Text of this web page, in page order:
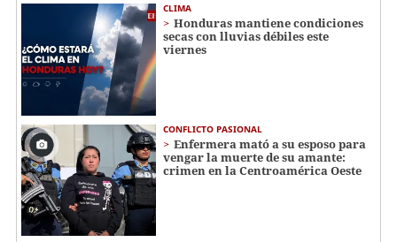
CLIMA
Honduras mantiene condiciones
secas con lluvias débiles este
viernes
CONFLICTO PASIONAL
Enfermera mató a su esposo para
vengar la muerte de su amante:
crimen en la Centroamérica Oeste